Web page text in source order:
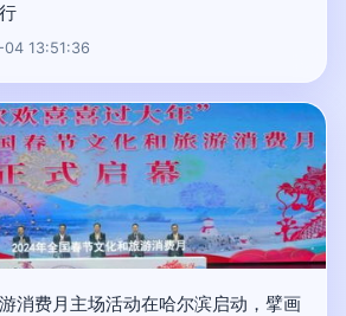
13:51:36
消费月主场活动在哈尔滨启动，擘画